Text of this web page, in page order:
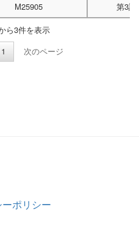
M25905
第3試
ら3件を表示
1 次のページ
ポリシー